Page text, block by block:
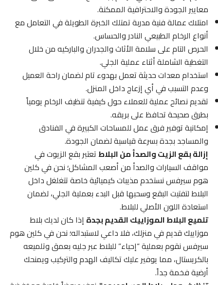
معايير الجودة والاحترافية الممكنة.
امتلاك عمالة فنية مدربة تمتلك الخبرة الطويلة في التعامل مع
أنواع الرخام الطبيعي النادر والحساس.
الحرص التام على سلامة الأثاث والجدران والباركيه من خلال
التغطية الشاملة أثناء عملية الجلي.
استخدام معدات حديثة تعمل بهدوء تام لضمان راحة العميل
وعدم التسبب في أي إزعاج داخل المنزل.
تقديم نصائح عملية للعملاء حول كيفية تنظيف الرخام يومياً
بطرق صحيحة تحافظ على بريقه.
إمكانية توفير فرق عمل للمساحات الكبيرة في الفنادق
والمساجد بجدة بسرعة قياسية لضمان الجودة.
إزالة بقع الزيت والصدأ من البلاطتعتبر بقع الزيوت في
مواقف السيارات والصدأ من أصعب المشاكل؛ نحن في كلين
هوم سيرفس نستخدم مذيبات كيميائية خاصة تتغلغل داخل
البلاط لتفتيت البقع وسحبها قبل البدء بعملية الجلي، لضمان
استعادة اللون الأصلي للبلاط.
تلميع البلاط الموزاييك القديم بجدةإذا كان لديك بلاط
موزاييك قديم في منزلك، فلا داعي لاستبداله؛ نحن في كلين هوم
سيرفس نقوم بعملية “إحياء” للبلاط عبر جليه بعمق وتلميعه
بالكريستال، مما يوفير عليك تكاليف الهدم والتركيب ويمنحك
أرضية فخمة جداً.